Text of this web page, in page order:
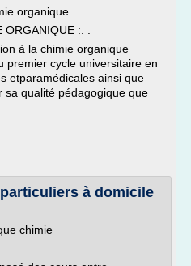
organique
ORGANIQUE :. .
à la chimie organique
premier cycle universitaire en
etparamédicales ainsi que
sa qualité pédagogique que
à domicile
chimie